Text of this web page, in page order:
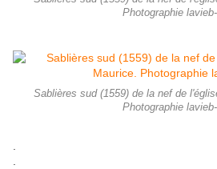
Photographie
Sablières sud (1559) de la nef de
Photographie
.
.